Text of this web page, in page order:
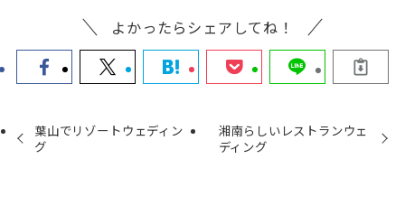
よかったらシェアしてね！
葉山でリゾートウェディン
グ
湘南らしいレストランウェ
ディング